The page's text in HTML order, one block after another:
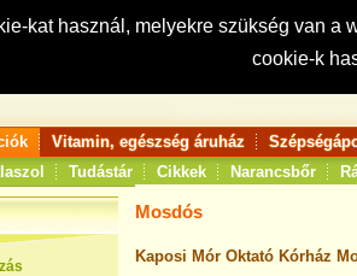
kat használ, melyekre szükség van
cookie-k
Keresés:
Vitamin, egészség áruház
Tudástár Cikkek Narancsbőr
Mosdós
Kaposi Mór Oktató Kórház